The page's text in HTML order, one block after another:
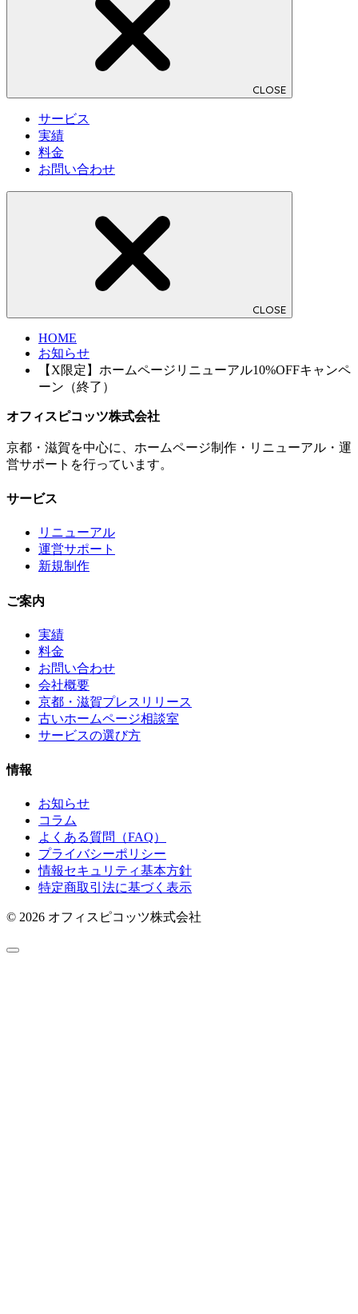
CLOSE
サービス
実績
料金
お問い合わせ
CLOSE
HOME
お知らせ
【X限定】ホームページリニューアル10%OFFキャンペ
ーン（終了）
オフィスピコッツ株式会社
京都・滋賀を中心に、ホームページ制作・リニューアル・運
営サポートを行っています。
サービス
リニューアル
運営サポート
新規制作
ご案内
実績
料金
お問い合わせ
会社概要
京都・滋賀プレスリリース
古いホームページ相談室
サービスの選び方
情報
お知らせ
コラム
よくある質問（FAQ）
プライバシーポリシー
情報セキュリティ基本方針
特定商取引法に基づく表示
© 2026 オフィスピコッツ株式会社